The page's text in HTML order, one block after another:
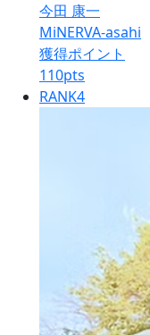
今田 康一
MiNERVA-asahi
獲得ポイント
110pts
RANK4